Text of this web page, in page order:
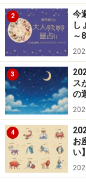
2024年10月9日の
考えが偏りがち
全。
＞【今週の運勢
＞【10月のラッ
2
今
し
～
3
ス
の
4
お
い】